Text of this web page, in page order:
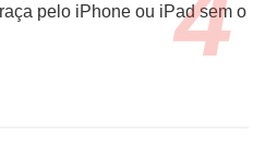
pelo iPhone ou iPad sem o